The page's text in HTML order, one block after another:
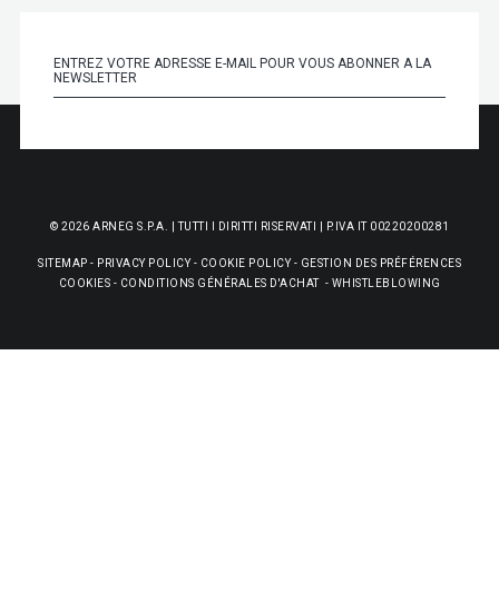
© 2026 ARNEG S.P.A. | TUTTI I DIRITTI RISERVATI | P.IVA IT 00220200281
SITEMAP - PRIVACY POLICY - COOKIE POLICY - GESTION DES PRÉFÉRENCES
COOKIES - CONDITIONS GÉNÉRALES D'ACHAT - WHISTLEBLOWING